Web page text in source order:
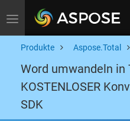
Toggle navigation
Produkte Aspose.Total
Word umwandeln in
KOSTENLOSER
SDK